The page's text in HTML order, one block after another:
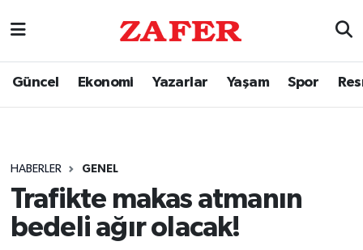
Güncel Ekonomi Yazarlar Yaşam Spor
HABERLER GENEL
Trafikte makas atmanın
bedeli ağır olacak!